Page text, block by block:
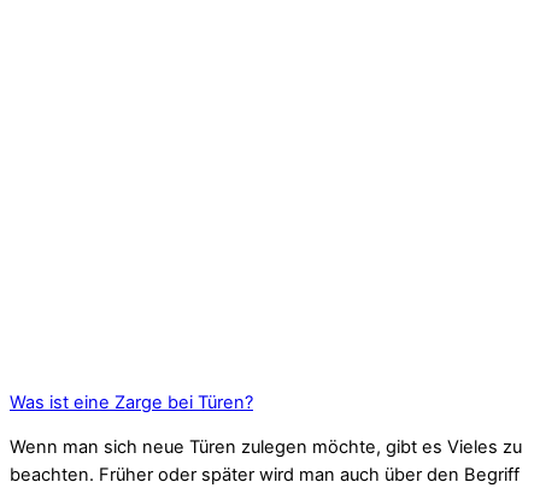
Was ist eine Zarge bei Türen?
Wenn man sich neue Türen zulegen möchte, gibt es Vieles zu
beachten. Früher oder später wird man auch über den Begriff